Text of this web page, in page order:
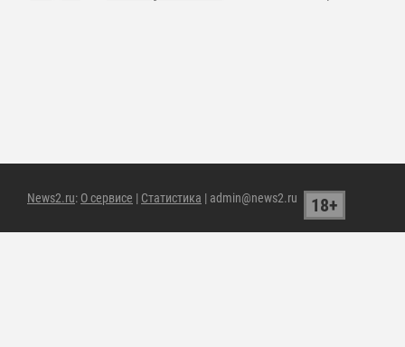
News2.ru: О сервисе | Статистика | admin@news2.ru 18+